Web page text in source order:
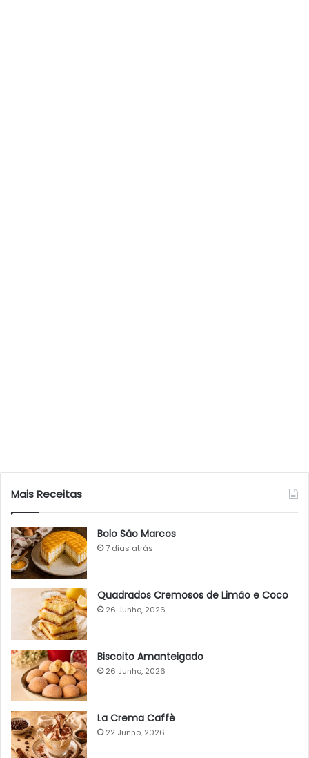
Mais Receitas
Bolo São Marcos
7 dias atrás
Quadrados Cremosos de Limão e Coco
26 Junho, 2026
Biscoito Amanteigado
26 Junho, 2026
La Crema Caffè
22 Junho, 2026